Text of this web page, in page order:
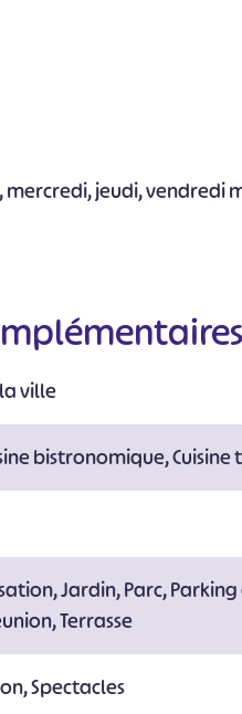
jeudi, vendredi
ville
bistronomique,
Jardin, Parc,
Terrasse
Spectacles